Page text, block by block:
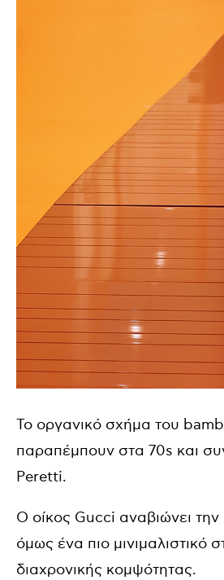
Το οργανικό σχήμα του
παραπέμπουν στα 70s και
Peretti.
Ο οίκος Gucci αναβιώνει
όμως ένα πιο μινιμαλιστικό
διαχρονικής κομψότητας.